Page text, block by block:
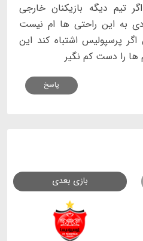
اگر تیم دیگه بازیکنان خارجی
به این راحتی ها ام نیست
پرسپولیس اشتباه کند این
ها را دست کم نگیر
پاسخ
بازی بعدی